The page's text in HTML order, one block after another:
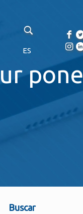
ES
pone
Buscar